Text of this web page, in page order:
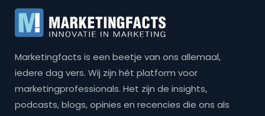
Marketingfacts is een beetje van ons allemaal,
iedere dag vers. Wij zijn hét platform voor
marketingprofessionals. Het zijn de insights,
podcasts, blogs, opinies en recencies die ons als